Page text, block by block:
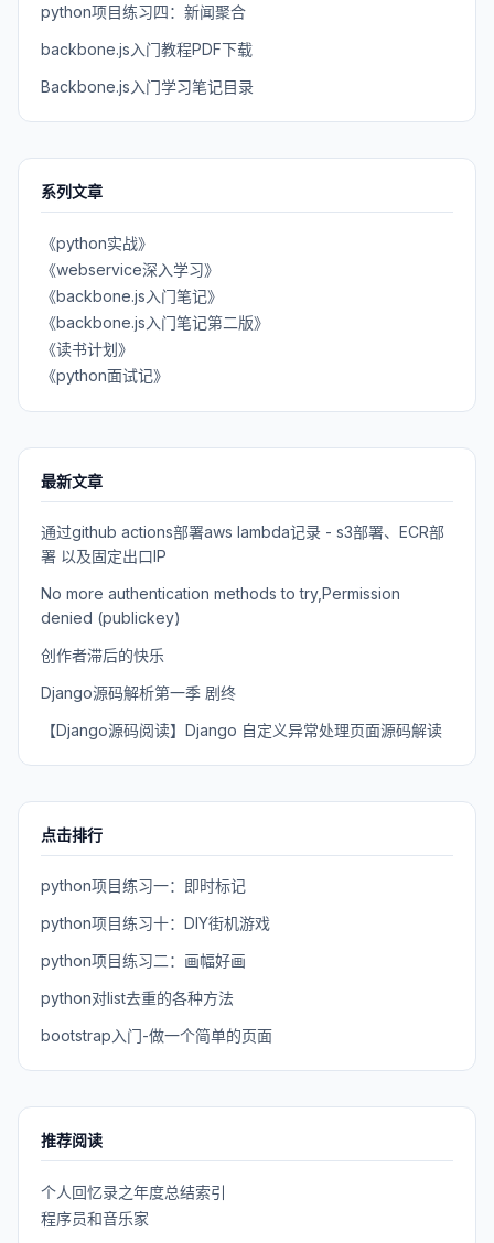
python项目练习四：新闻聚合
backbone.js入门教程PDF下载
Backbone.js入门学习笔记目录
系列文章
《python实战》
《webservice深入学习》
《backbone.js入门笔记》
《backbone.js入门笔记第二版》
《读书计划》
《python面试记》
最新文章
通过github actions部署aws lambda记录 - s3部署、ECR部
署 以及固定出口IP
No more authentication methods to try,Permission
denied (publickey)
创作者滞后的快乐
Django源码解析第一季 剧终
【Django源码阅读】Django 自定义异常处理页面源码解读
点击排行
python项目练习一：即时标记
python项目练习十：DIY街机游戏
python项目练习二：画幅好画
python对list去重的各种方法
bootstrap入门-做一个简单的页面
推荐阅读
个人回忆录之年度总结索引
程序员和音乐家